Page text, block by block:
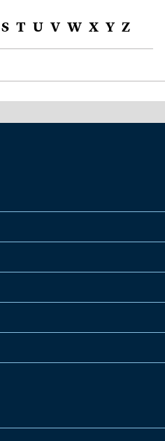
S T U V W X Y Z